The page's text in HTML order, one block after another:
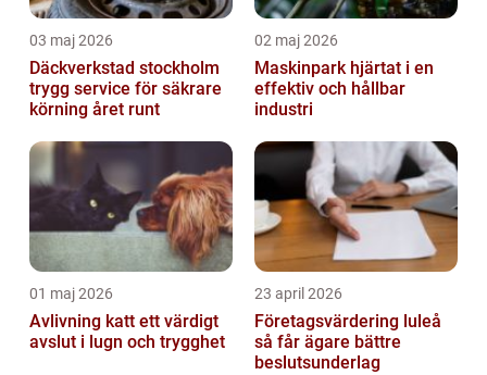
03 maj 2026
Däckverkstad stockholm
trygg service för säkrare
körning året runt
02 maj 2026
Maskinpark hjärtat i en
effektiv och hållbar
industri
01 maj 2026
Avlivning katt ett värdigt
avslut i lugn och trygghet
23 april 2026
Företagsvärdering luleå
så får ägare bättre
beslutsunderlag